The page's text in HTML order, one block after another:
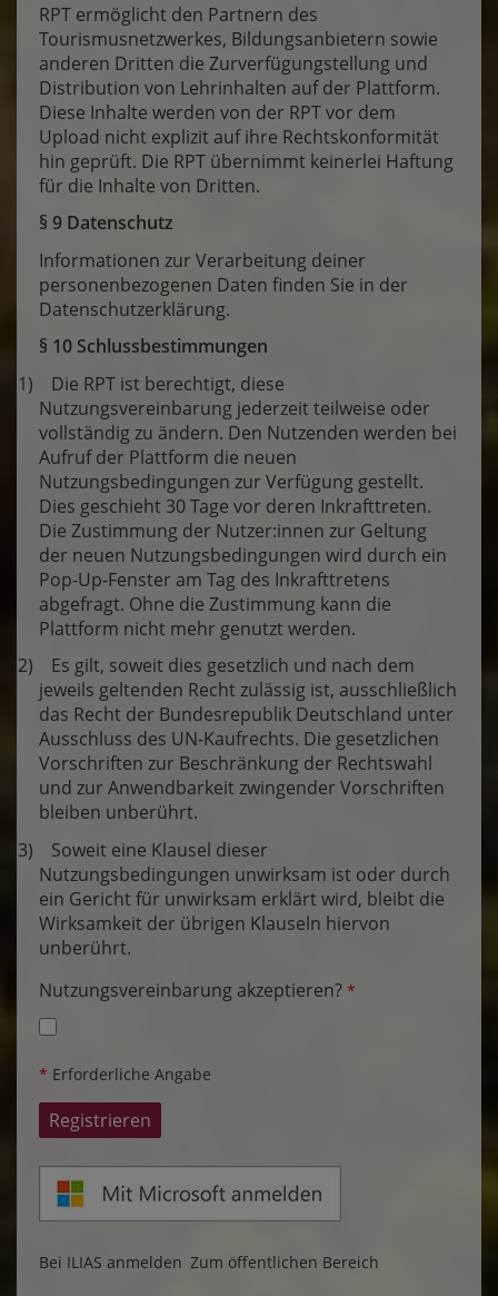
RPT ermöglicht den Partnern des
Tourismusnetzwerkes, Bildungsanbietern sowie
anderen Dritten die Zurverfügungstellung und
Distribution von Lehrinhalten auf der Plattform.
Diese Inhalte werden von der RPT vor dem
Upload nicht explizit auf ihre Rechtskonformität
hin geprüft. Die RPT übernimmt keinerlei Haftung
für die Inhalte von Dritten.
§ 9 Datenschutz
Informationen zur Verarbeitung deiner
personenbezogenen Daten finden Sie in der
Datenschutzerklärung.
§ 10 Schlussbestimmungen
(1) Die RPT ist berechtigt, diese
Nutzungsvereinbarung jederzeit teilweise oder
vollständig zu ändern. Den Nutzenden werden bei
Aufruf der Plattform die neuen
Nutzungsbedingungen zur Verfügung gestellt.
Dies geschieht 30 Tage vor deren Inkrafttreten.
Die Zustimmung der Nutzer:innen zur Geltung
der neuen Nutzungsbedingungen wird durch ein
Pop-Up-Fenster am Tag des Inkrafttretens
abgefragt. Ohne die Zustimmung kann die
Plattform nicht mehr genutzt werden.
(2) Es gilt, soweit dies gesetzlich und nach dem
jeweils geltenden Recht zulässig ist, ausschließlich
das Recht der Bundesrepublik Deutschland unter
Ausschluss des UN-Kaufrechts. Die gesetzlichen
Vorschriften zur Beschränkung der Rechtswahl
und zur Anwendbarkeit zwingender Vorschriften
bleiben unberührt.
(3) Soweit eine Klausel dieser
Nutzungsbedingungen unwirksam ist oder durch
ein Gericht für unwirksam erklärt wird, bleibt die
Wirksamkeit der übrigen Klauseln hiervon
unberührt.
Nutzungsvereinbarung akzeptieren? *
* Erforderliche Angabe
Bei ILIAS anmelden Zum öffentlichen Bereich